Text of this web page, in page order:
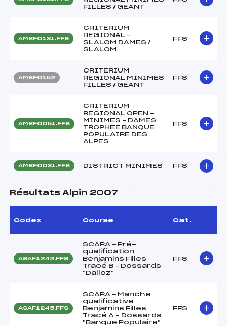
FILLES / GEANT
AMBF0131.FFS
CRITERIUM
REGIONAL –
SLALOM DAMES /
SLALOM
FFS
AMBF0152
CRITERIUM
REGIONAL MINIMES
FILLES / GEANT
FFS
AMBF0051.FFS
CRITERIUM
REGIONAL OPEN –
MINIMES – DAMES
TROPHEE BANQUE
POPULAIRE DES
ALPES
FFS
AMBF0031.FFS DISTRICT MINIMES FFS
Résultats Alpin 2007
Codex Course Cat.
ASAF1242.FFS
SCARA – Pré-
qualification
Benjamins Filles
Tracé B – Dossards
"Dalloz"
FFS
ASAF1245.FFS
SCARA – Manche
qualificative
Benjamins Filles
Tracé A – Dossards
"Banque Populaire"
FFS